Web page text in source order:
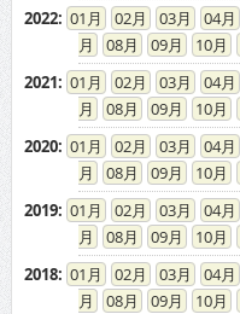
2022: 01 02 03 04
08
09 10
2021: 01 02 03 04
08
09 10
2020: 01 02 03 04
08
09 10
2019: 01 02 03 04
08
09 10
2018: 01 02 03 04
08
09 10